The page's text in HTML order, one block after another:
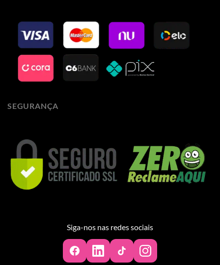
SEGURANÇA
Siga-nos nas redes sociais